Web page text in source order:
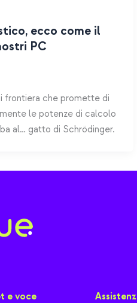
ecco come il
PC
frontiera che promette di
le potenze di calcolo
al… gatto di Schrödinger.
e voce